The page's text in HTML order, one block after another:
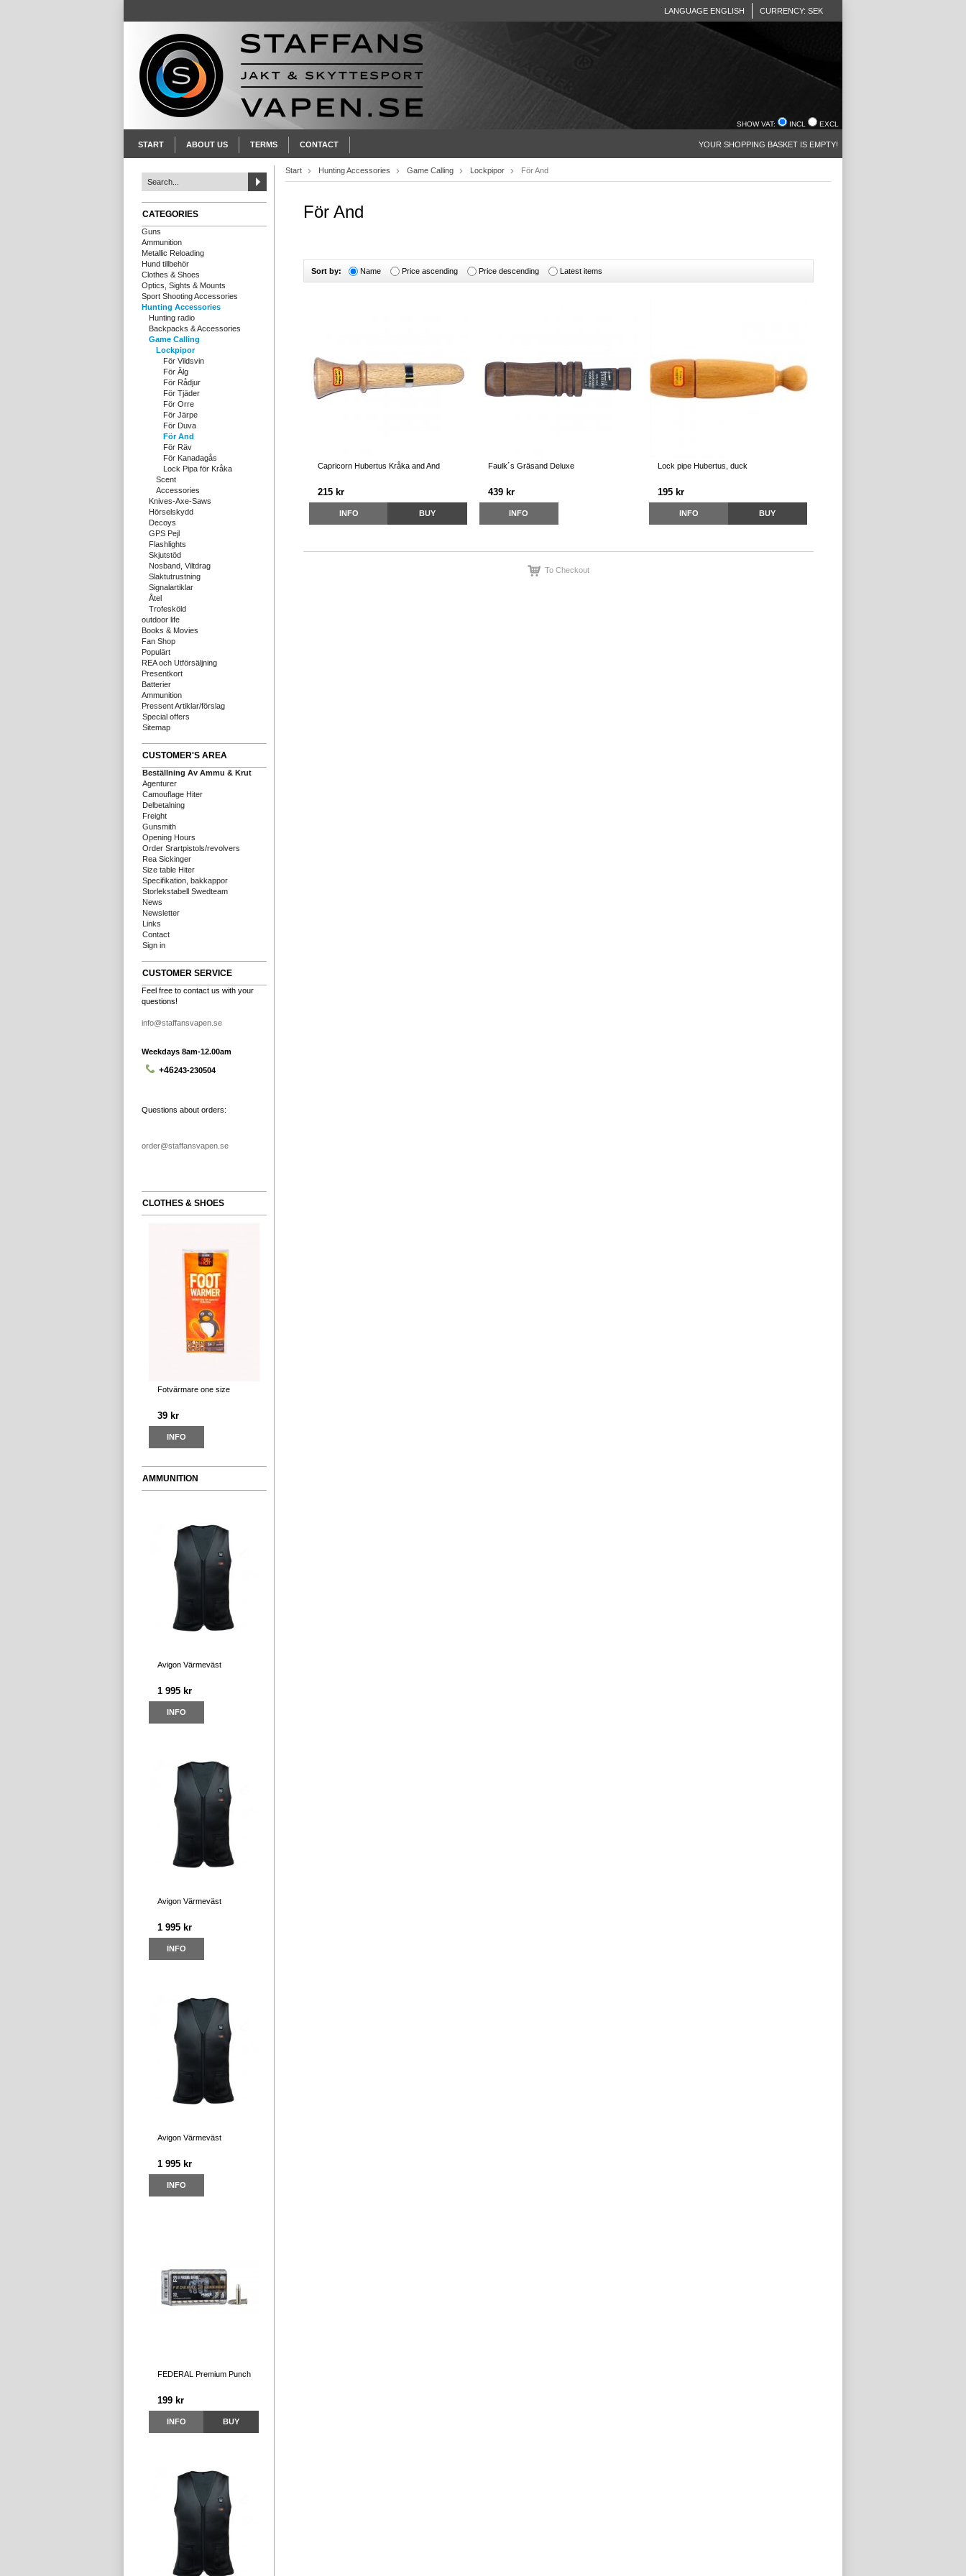
LANGUAGE ENGLISH CURRENCY: SEK
SHOW VAT: INCL EXCL
START ABOUT US TERMS CONTACT YOUR SHOPPING BASKET IS EMPTY!
CATEGORIES
Guns
Ammunition
Metallic Reloading
Hund tillbehör
Clothes & Shoes
Optics, Sights & Mounts
Sport Shooting Accessories
Hunting Accessories
Hunting radio
Backpacks & Accessories
Game Calling
Lockpipor
För Vildsvin
För Älg
För Rådjur
För Tjäder
För Orre
För Järpe
För Duva
För And
För Räv
För Kanadagås
Lock Pipa för Kråka
Scent
Accessories
Knives-Axe-Saws
Hörselskydd
Decoys
GPS Pejl
Flashlights
Skjutstöd
Nosband, Viltdrag
Slaktutrustning
Signalartiklar
Åtel
Trofesköld
outdoor life
Books & Movies
Fan Shop
Populärt
REA och Utförsäljning
Presentkort
Batterier
Ammunition
Pressent Artiklar/förslag
Special offers
Sitemap
CUSTOMER'S AREA
Beställning Av Ammu & Krut
Agenturer
Camouflage Hiter
Delbetalning
Freight
Gunsmith
Opening Hours
Order Srartpistols/revolvers
Rea Sickinger
Size table Hiter
Specifikation, bakkappor
Storlekstabell Swedteam
News
Newsletter
Links
Contact
Sign in
CUSTOMER SERVICE
Feel free to contact us with your
questions!
info@staffansvapen.se
Weekdays 8am-12.00am
+46243-230504
Questions about orders:
order@staffansvapen.se
CLOTHES & SHOES
Fotvärmare one size
39 kr
INFO
AMMUNITION
Avigon Värmeväst
1 995 kr
INFO
Avigon Värmeväst
1 995 kr
INFO
Avigon Värmeväst
1 995 kr
INFO
FEDERAL Premium Punch
199 kr
INFO BUY
Start Hunting Accessories Game Calling Lockpipor För And
För And
Sort by: Name Price ascending Price descending Latest items
Capricorn Hubertus Kråka and And
215 kr
INFO BUY
Faulk´s Gräsand Deluxe
439 kr
INFO
Lock pipe Hubertus, duck
195 kr
INFO BUY
To Checkout